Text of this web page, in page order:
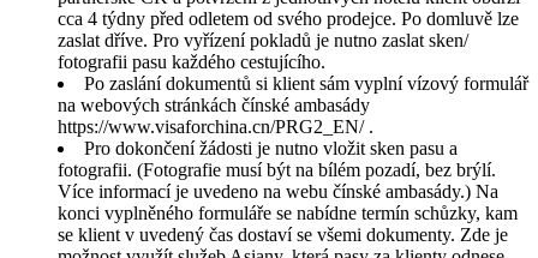
cca 4 týdny před odletem od svého prodejce. Po domluvě lze
zaslat dříve. Pro vyřízení pokladů je nutno zaslat sken/
fotografii pasu každého cestujícího.
Po zaslání dokumentů si klient sám vyplní vízový formulář
na webových stránkách čínské ambasády
https://www.visaforchina.cn/PRG2_EN/ .
Pro dokončení žádosti je nutno vložit sken pasu a
fotografii. (Fotografie musí být na bílém pozadí, bez brýlí.
Více informací je uvedeno na webu čínské ambasády.) Na
konci vyplněného formuláře se nabídne termín schůzky, kam
se klient v uvedený čas dostaví se všemi dokumenty. Zde je